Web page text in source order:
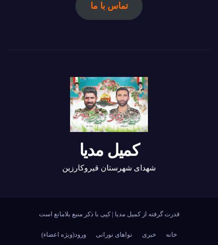
تماس با ما
کمیل مدیا
شهدای شهرستان قیروکارزین
قدرت گرفته از کمیل مدیا |کپی با ذکر منبع بلامانع است
خانه خبری نواهای نورانی ورود(ویژه اعضاء)